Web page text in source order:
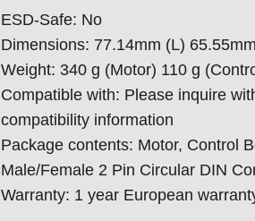
ESD-Safe: No
Dimensions: 77.14mm (L)
Weight: 340 g (Motor) 110 g
Compatible with: Please inquire
compatibility information
Package contents: Motor, Control
Male/Female 2 Pin Circular DIN
Warranty: 1 year European